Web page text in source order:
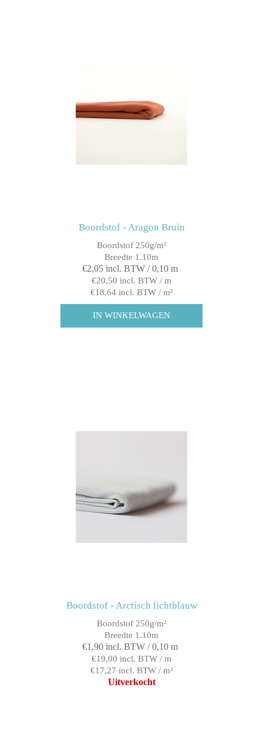
Boordstof - Aragon Bruin
Boordstof 250g/m²
Breedte 1.10m
€2,05 incl. BTW / 0,10 m
€20,50 incl. BTW / m
€18,64 incl. BTW / m²
Boordstof - Arctisch lichtblauw
Boordstof 250g/m²
Breedte 1.10m
€1,90 incl. BTW / 0,10 m
€19,00 incl. BTW / m
€17,27 incl. BTW / m²
Uitverkocht